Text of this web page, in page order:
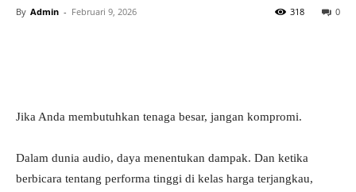
By Admin - Februari 9, 2026 0
318
Jika Anda membutuhkan tenaga besar, jangan kompromi.
Dalam dunia audio, daya menentukan dampak. Dan ketika
berbicara tentang performa tinggi di kelas harga terjangkau,